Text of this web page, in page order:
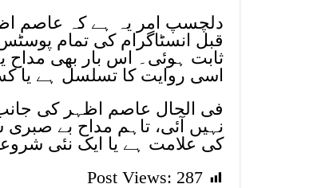
قبل انسٹاگرام کی تمام
ثابت ہوئی۔ اس بار بھی مداح
اسی روایت کا تسلسل ہے یا
فی الحال عاصم اظہر کی
نہیں آئی، تاہم مداح بے
کی علامت ہے یا ایک نئی
Post Views: 287